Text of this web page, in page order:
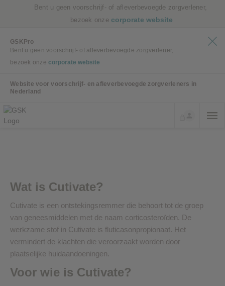
Bent u geen voorschrijf- of afleverbevoegde zorgverlener,
bezoek onze corporate website
GSKPro
Bent u geen voorschrijf- of afleverbevoegde zorgverlener,
bezoek onze corporate website
Website voor voorschrijf- en afleverbevoegde zorgverleners in
Nederland
Wat is Cutivate?
Cutivate is een ontstekingsremmer die behoort tot de groep
van geneesmiddelen met de naam corticosteroïden. De
werkzame stof in Cutivate is fluticasonpropionaat. Het
vermindert de klachten die veroorzaakt worden door
plaatselijke huidaandoeningen.
Voor wie is Cutivate?